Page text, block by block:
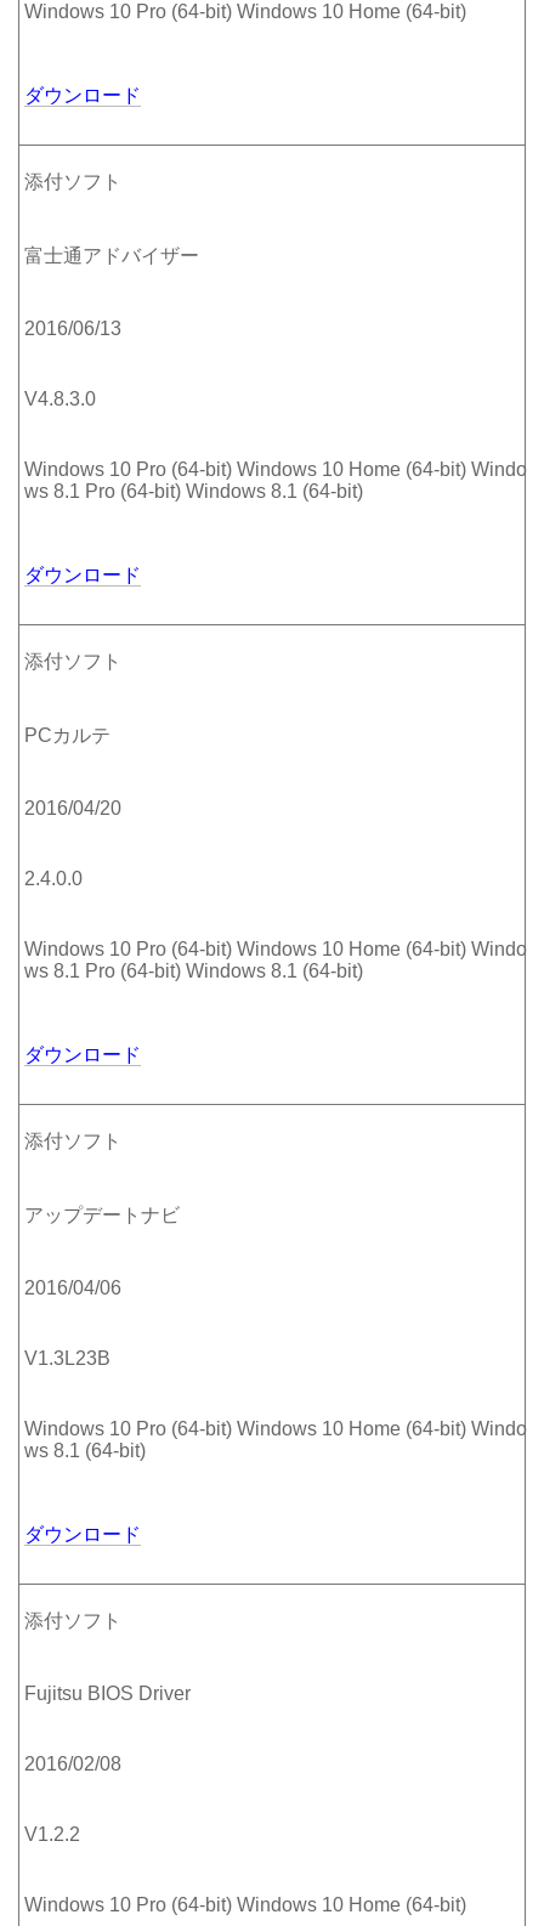
Windows 10 Pro (64-bit) Windows 10 Home (64-bit)
ダウンロード
添付ソフト
富士通アドバイザー
2016/06/13
V4.8.3.0
Windows 10 Pro (64-bit) Windows 10 Home (64-bit) Windo
ws 8.1 Pro (64-bit) Windows 8.1 (64-bit)
ダウンロード
添付ソフト
PCカルテ
2016/04/20
2.4.0.0
Windows 10 Pro (64-bit) Windows 10 Home (64-bit) Windo
ws 8.1 Pro (64-bit) Windows 8.1 (64-bit)
ダウンロード
添付ソフト
アップデートナビ
2016/04/06
V1.3L23B
Windows 10 Pro (64-bit) Windows 10 Home (64-bit) Windo
ws 8.1 (64-bit)
ダウンロード
添付ソフト
Fujitsu BIOS Driver
2016/02/08
V1.2.2
Windows 10 Pro (64-bit) Windows 10 Home (64-bit)